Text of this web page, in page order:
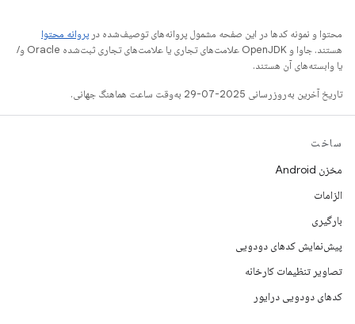
محتوا و نمونه کدها در این صفحه مشمول پروانه‌های توصیف‌شده در پروانه محتوا
هستند. جاوا و OpenJDK علامت‌های تجاری یا علامت‌های تجاری ثبت‌شده Oracle و/
یا وابسته‌های آن هستند.
تاریخ آخرین به‌روزرسانی 2025-07-29 به‌وقت ساعت هماهنگ جهانی.
ساخت
مخزن Android
الزامات
بارگیری
پیش‌نمایش کدهای دودویی
تصاویر تنظیمات کارخانه
کدهای دودویی درایور